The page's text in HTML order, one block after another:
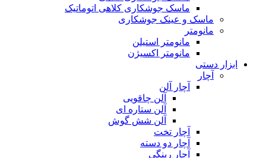
ماسک جوشکاری کلاهی اتوماتیک
ماسک و عینک جوشکاری
مانومتر
مانومتر استیلن
مانومتر اکسیژن
ابزار دستی
آچار
آچار آلن
آلن چاقویی
آلن ستاره ای
آلن شش گوش
آچار تخت
آچار دو دسته
آچار رینگی